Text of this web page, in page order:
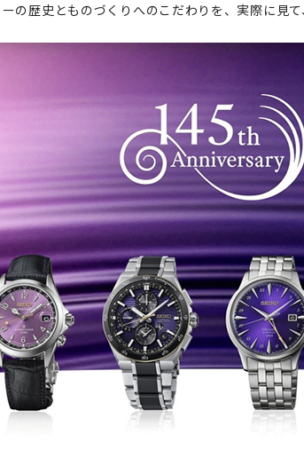
の歴史とものづくりへのこだわりを、実際に見て